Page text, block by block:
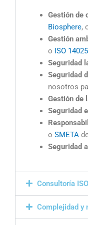
Gestión de
Biosphere,
Gestión
o ISO 14025
Seguridad
Seguridad
nosotros
Gestión de
Seguridad
o SMETA
Seguridad
Consultoría
Complejidad y